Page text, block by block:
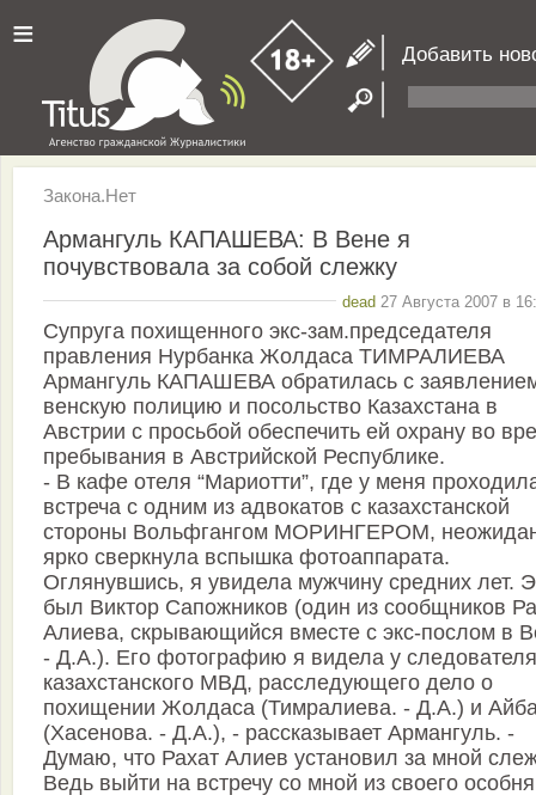
≡ Добавить
Закона.Нет
Армангуль КАПАШЕВА: В Вене я
почувствовала за собой слежку
dead 27 Августа 2007 в
Супруга похищенного экс-зам.председателя
правления Нурбанка Жолдаса ТИМРАЛИЕВА
Армангуль КАПАШЕВА обратилась с
венскую полицию и посольство Казахстана в
Австрии с просьбой обеспечить ей охрану во
пребывания в Австрийской Республике.
- В кафе отеля “Мариотти”, где у меня
встреча с одним из адвокатов с казахстанской
стороны Вольфгангом МОРИНГЕРОМ,
ярко сверкнула вспышка фотоаппарата.
Оглянувшись, я увидела мужчину средних лет.
был Виктор Сапожников (один из сообщников
Алиева, скрывающийся вместе с экс-послом в
- Д.А.). Его фотографию я видела у следователя
казахстанского МВД, расследующего дело о
похищении Жолдаса (Тимралиева. - Д.А.) и
(Хасенова. - Д.А.), - рассказывает Армангуль. -
Думаю, что Рахат Алиев установил за мной
Ведь выйти на встречу со мной из своего